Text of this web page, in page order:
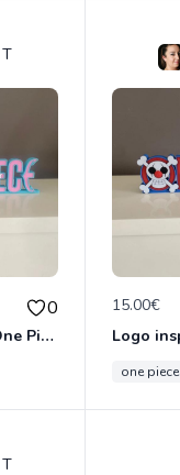
0
Logo inspiré de One Piece Chopper
15.00€
one piece